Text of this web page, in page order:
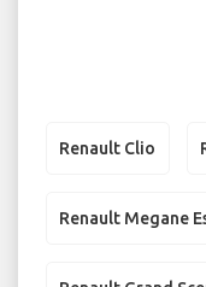
Renault Clio
Renault Megane